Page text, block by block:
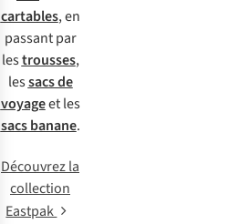
cartables, en
passant par
lestrousses,
lessacs de
voyageet les
sacs banane.
Découvrez la
collection
Eastpak